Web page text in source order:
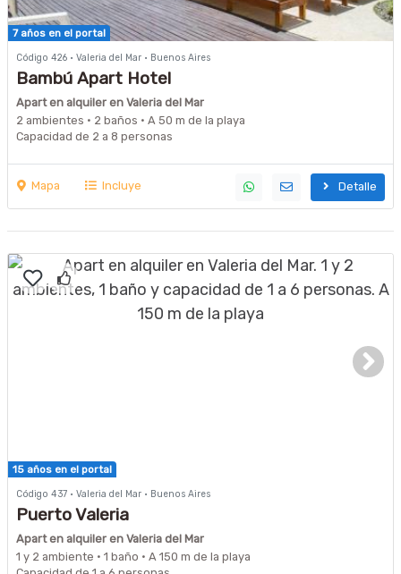
7 años en el portal
Código 426 · Valeria del Mar · Buenos Aires
Bambú Apart Hotel
Apart en alquiler en Valeria del Mar
2 ambientes · 2 baños · A 50 m de la playa
Capacidad de 2 a 8 personas
Mapa Incluye Detalle
15 años en el portal
Código 437 · Valeria del Mar · Buenos Aires
Puerto Valeria
Apart en alquiler en Valeria del Mar
1 y 2 ambiente · 1 baño · A 150 m de la playa